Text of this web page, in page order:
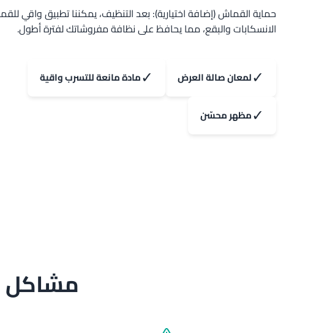
حماية القماش (إضافة اختيارية): بعد التنظيف، يمكننا تطبيق واقي
الانسكابات والبقع، مما يحافظ على نظافة مفروشاتك لفترة أطول.
✓لمعان صالة العرض ✓مادة مانعة للتسرب واقية
✓مظهر محسّن
مشاكل